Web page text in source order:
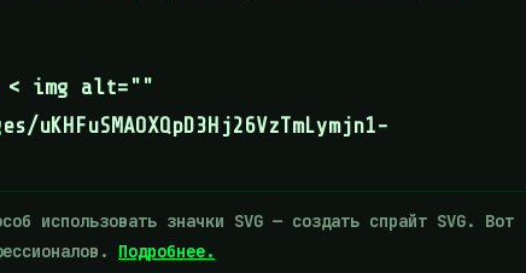
< img alt=""
использовать значки SVG — создать спрайт SVG. Вот
Подробнее.